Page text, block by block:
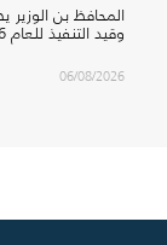
المحافظ بن
وقيد التنفيذ للعام 2026م.
06/08/2026